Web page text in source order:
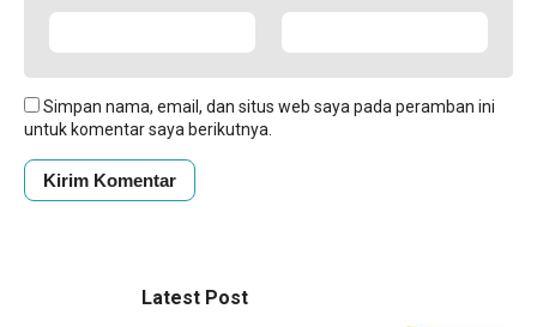
Simpan nama, email, dan situs web saya pada peramban ini
untuk komentar saya berikutnya.
Latest Post